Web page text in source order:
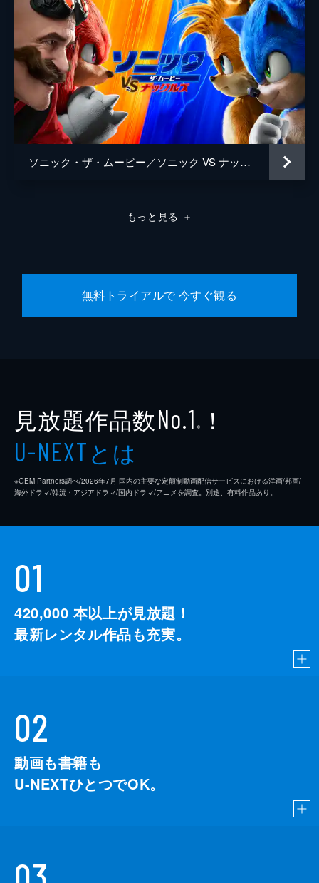
ソニック・ザ・ムービー／ソニック VS ナックルズ
もっと見る ＋
無料トライアルで 今すぐ観る
見放題作品数No.1 ※ ！
U-NEXTとは
※GEM Partners調べ/2026年7⽉ 国内の主要な定額制動画配信サービスにおける洋画/邦画/
海外ドラマ/韓流・アジアドラマ/国内ドラマ/アニメを調査。別途、有料作品あり。
01
420,000 本以上が見放題！
最新レンタル作品も充実。
02
動画も書籍も
U-NEXTひとつでOK。